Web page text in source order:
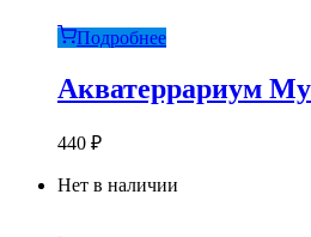
Подробнее
Акватеррариум
440 ₽
Нет в наличии